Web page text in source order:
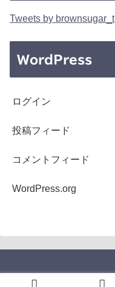
Tweets by brownsugar_t
WordPress
ログイン
投稿フィード
コメントフィード
WordPress.org